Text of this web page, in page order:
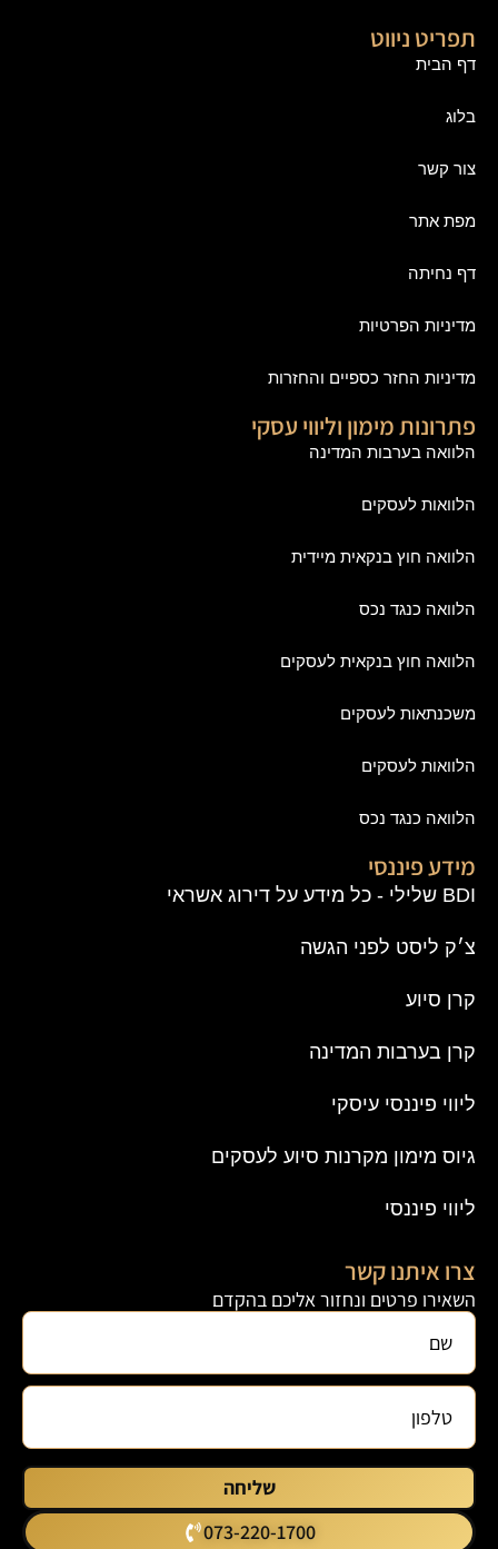
תפריט ניווט
דף הבית
בלוג
צור קשר
מפת אתר
דף נחיתה
מדיניות הפרטיות
מדיניות החזר כספיים והחזרות
פתרונות מימון וליווי עסקי
הלוואה בערבות המדינה
הלוואות לעסקים
הלוואה חוץ בנקאית מיידית
הלוואה כנגד נכס
הלוואה חוץ בנקאית לעסקים
משכנתאות לעסקים
הלוואות לעסקים
הלוואה כנגד נכס
מידע פיננסי
BDI שלילי - כל מידע על דירוג אשראי
צ׳ק ליסט לפני הגשה
קרן סיוע
קרן בערבות המדינה
ליווי פיננסי עיסקי
גיוס מימון מקרנות סיוע לעסקים
ליווי פיננסי
צרו איתנו קשר
השאירו פרטים ונחזור אליכם בהקדם
שליחה
073-220-1700